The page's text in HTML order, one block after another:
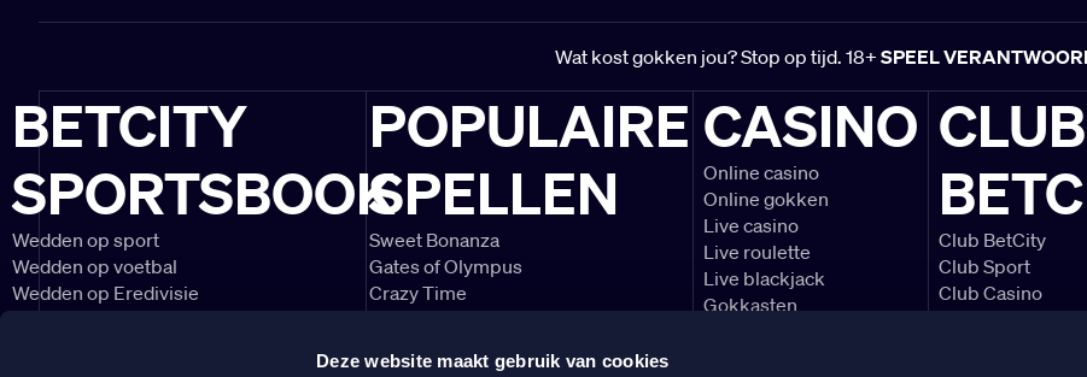
Deze website maakt gebruik van cookies
Wat kost gokken jou? Stop op tijd. 18+ SPEEL
BETCITY
SPORTSBOOK
Wedden op sport
Wedden op voetbal
Wedden op Eredivisie
Wedden op Ajax
POPULAIRE
SPELLEN
Sweet Bonanza
Gates of Olympus
Crazy Time
Lightning Roulette
Book of Dead
CASINO
Online casino
Online gokken
Live casino
Live roulette
Live blackjack
Gokkasten
CLUB
Club BetCity
Club Sport
Club Casino
Voetbal